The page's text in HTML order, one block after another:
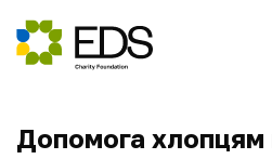
Допомога хлопцям